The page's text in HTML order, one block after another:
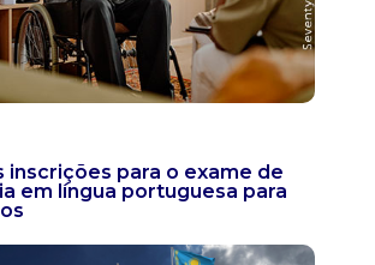
inscrições para o exame de
em língua portuguesa para